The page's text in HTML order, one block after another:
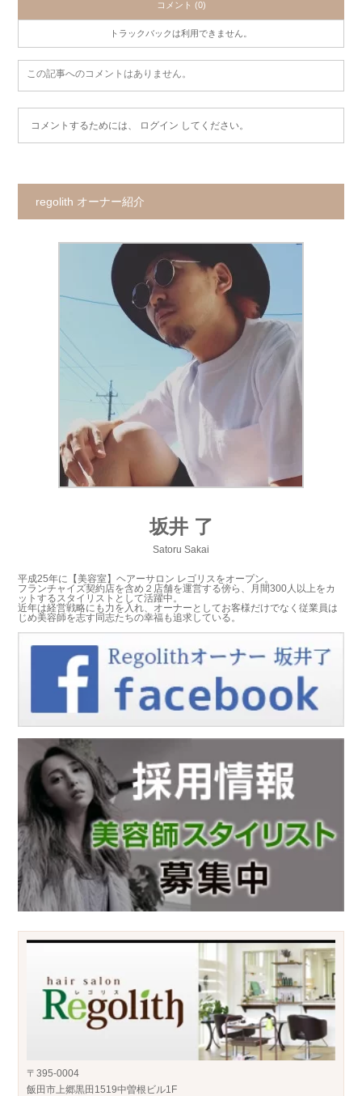
コメント (0)
トラックバックは利用できません。
この記事へのコメントはありません。
コメントするためには、 ログイン してください。
regolith オーナー紹介
坂井 了
Satoru Sakai
平成25年に【美容室】ヘアーサロン レゴリスをオープン。
フランチャイズ契約店を含め２店舗を運営する傍ら、月間300人以上をカ
ットするスタイリストとして活躍中。
近年は経営戦略にも力を入れ、オーナーとしてお客様だけでなく従業員は
じめ美容師を志す同志たちの幸福も追求している。
〒395-0004
飯田市上郷黒田1519中曽根ビル1F